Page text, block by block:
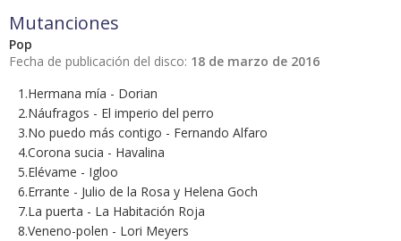
Mutanciones
Pop
Fecha de publicación del disco: 18 de marzo de 2016
1.Hermana mía - Dorian
2.Náufragos - El imperio del perro
3.No puedo más contigo - Fernando Alfaro
4.Corona sucia - Havalina
5.Elévame - Igloo
6.Errante - Julio de la Rosa y Helena Goch
7.La puerta - La Habitación Roja
8.Veneno-polen - Lori Meyers